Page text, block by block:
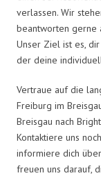
verlassen. Wir
beantworten gerne
Unser Ziel ist es,
der deine
Vertraue auf die
Freiburg im
Breisgau nach
Kontaktiere uns
informiere dich
freuen uns darauf,